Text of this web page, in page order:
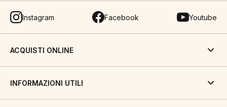
Instagram Facebook Youtube
ACQUISTI ONLINE
INFORMAZIONI UTILI